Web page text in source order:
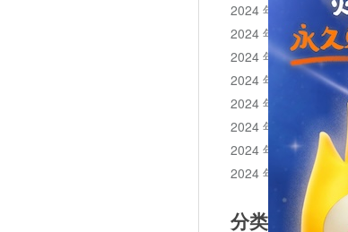
2024 年 12 月
2024 年 11 月
2024 年 10 月
2024 年 9 月
2024 年 8 月
2024 年 7 月
2024 年 6 月
2024 年 5 月
分类目录